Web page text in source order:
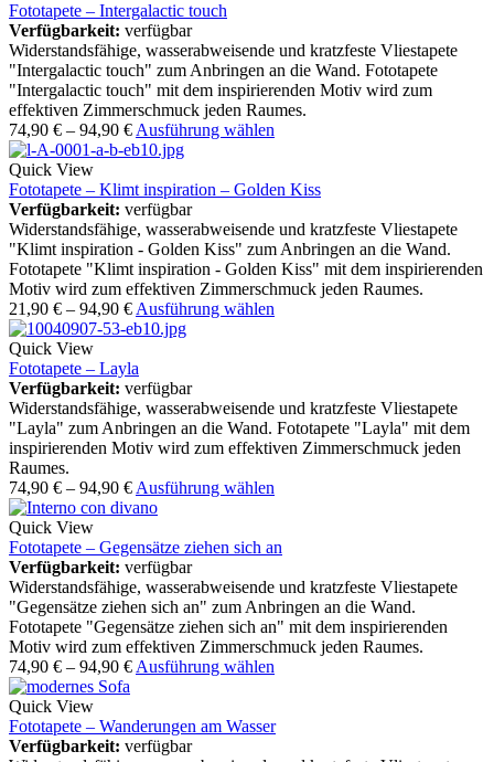
Fototapete – Intergalactic touch
Verfügbarkeit: verfügbar
Widerstandsfähige, wasserabweisende und kratzfeste Vliestapete
"Intergalactic touch" zum Anbringen an die Wand. Fototapete
"Intergalactic touch" mit dem inspirierenden Motiv wird zum
effektiven Zimmerschmuck jeden Raumes.
74,90 € – 94,90 € Ausführung wählen
Quick View
Fototapete – Klimt inspiration – Golden Kiss
Verfügbarkeit: verfügbar
Widerstandsfähige, wasserabweisende und kratzfeste Vliestapete
"Klimt inspiration - Golden Kiss" zum Anbringen an die Wand.
Fototapete "Klimt inspiration - Golden Kiss" mit dem inspirierenden
Motiv wird zum effektiven Zimmerschmuck jeden Raumes.
21,90 € – 94,90 € Ausführung wählen
Quick View
Fototapete – Layla
Verfügbarkeit: verfügbar
Widerstandsfähige, wasserabweisende und kratzfeste Vliestapete
"Layla" zum Anbringen an die Wand. Fototapete "Layla" mit dem
inspirierenden Motiv wird zum effektiven Zimmerschmuck jeden
Raumes.
74,90 € – 94,90 € Ausführung wählen
Quick View
Fototapete – Gegensätze ziehen sich an
Verfügbarkeit: verfügbar
Widerstandsfähige, wasserabweisende und kratzfeste Vliestapete
"Gegensätze ziehen sich an" zum Anbringen an die Wand.
Fototapete "Gegensätze ziehen sich an" mit dem inspirierenden
Motiv wird zum effektiven Zimmerschmuck jeden Raumes.
74,90 € – 94,90 € Ausführung wählen
Quick View
Fototapete – Wanderungen am Wasser
Verfügbarkeit: verfügbar